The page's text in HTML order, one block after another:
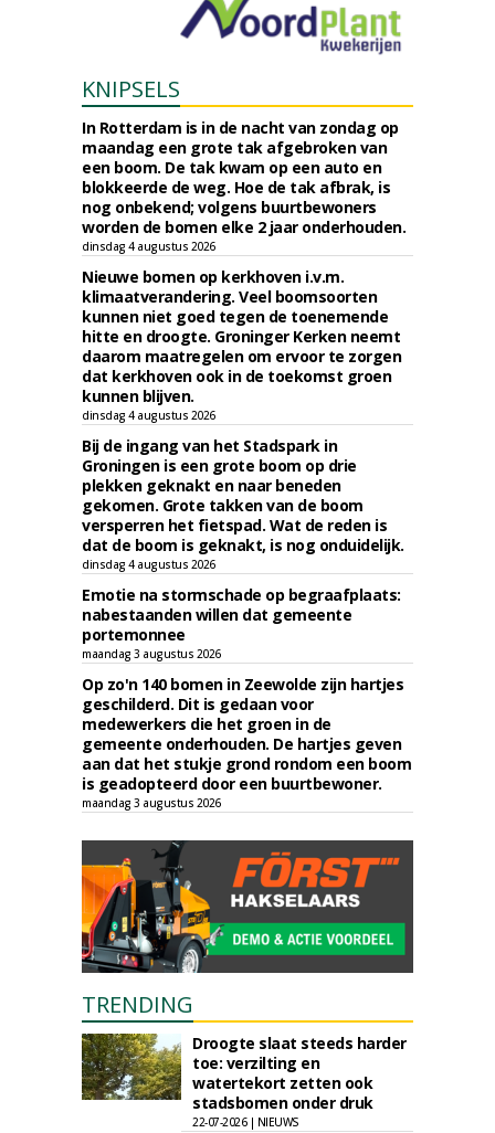
KNIPSELS
In Rotterdam is in de nacht van zondag op
maandag een grote tak afgebroken van
een boom. De tak kwam op een auto en
blokkeerde de weg. Hoe de tak afbrak, is
nog onbekend; volgens buurtbewoners
worden de bomen elke 2 jaar onderhouden.
dinsdag 4 augustus 2026
Nieuwe bomen op kerkhoven i.v.m.
klimaatverandering. Veel boomsoorten
kunnen niet goed tegen de toenemende
hitte en droogte. Groninger Kerken neemt
daarom maatregelen om ervoor te zorgen
dat kerkhoven ook in de toekomst groen
kunnen blijven.
dinsdag 4 augustus 2026
Bij de ingang van het Stadspark in
Groningen is een grote boom op drie
plekken geknakt en naar beneden
gekomen. Grote takken van de boom
versperren het fietspad. Wat de reden is
dat de boom is geknakt, is nog onduidelijk.
dinsdag 4 augustus 2026
Emotie na stormschade op begraafplaats:
nabestaanden willen dat gemeente
portemonnee
maandag 3 augustus 2026
Op zo'n 140 bomen in Zeewolde zijn hartjes
geschilderd. Dit is gedaan voor
medewerkers die het groen in de
gemeente onderhouden. De hartjes geven
aan dat het stukje grond rondom een boom
is geadopteerd door een buurtbewoner.
maandag 3 augustus 2026
TRENDING
Droogte slaat steeds harder
toe: verzilting en
watertekort zetten ook
stadsbomen onder druk
22-07-2026 | NIEUWS